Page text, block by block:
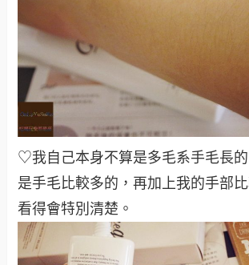
♡我自己本身不算是多毛系手毛長
是手毛比較多的，再加上我的手部
看得會特別清楚 。